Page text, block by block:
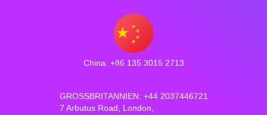
China: +86 135 3015 2713
GROSSBRITANNIEN: +44 2037446721
7 Arbutus Road, London,